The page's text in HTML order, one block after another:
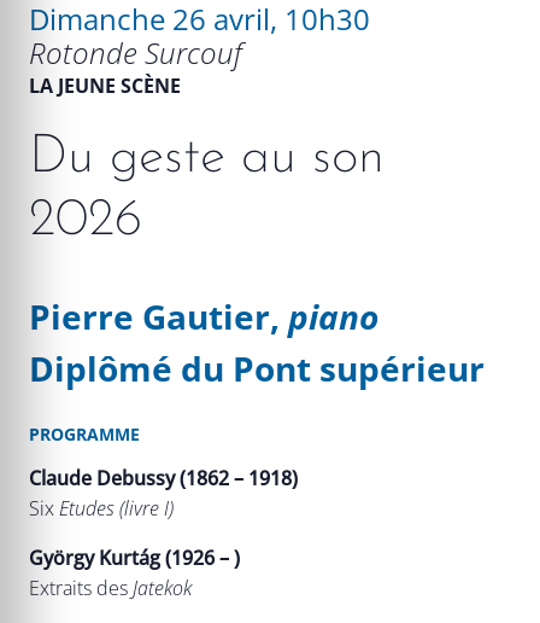
Dimanche 26 avril, 10h30
Rotonde Surcouf
LA JEUNE SCÈNE
Du geste au son
2026
Pierre Gautier, piano
Diplômé du Pont supérieur
PROGRAMME
Claude Debussy (1862 – 1918)
SixEtudes (livre I)
György Kurtág (1926 – )
Extraits desJatekok